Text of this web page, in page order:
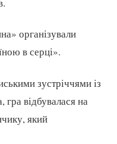
організували
в серці».
зустріччями із
відбувалася на
який